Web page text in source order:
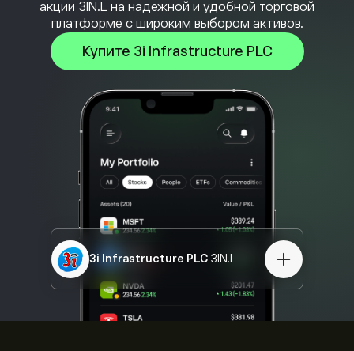
акции 3IN.L на надежной и удобной торговой
платформе с широким выбором активов.
Купите 3i Infrastructure PLC
3i Infrastructure PLC 3IN.L